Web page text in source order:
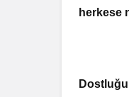
herkese